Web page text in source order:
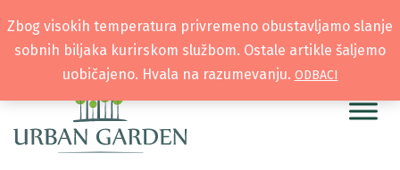
Zbog visokih temperatura privremeno obustavljamo slanje
sobnih biljaka kurirskom službom. Ostale artikle šaljemo
uobičajeno. Hvala na razumevanju. ODBACI